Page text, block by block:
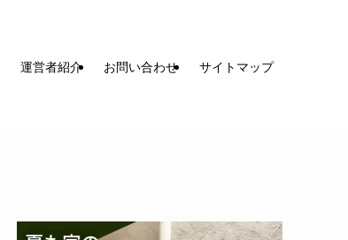
運営者紹介 お問い合わせ サイトマップ